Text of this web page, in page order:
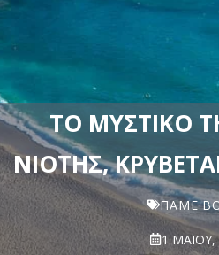
ΤΟ ΜΥΣΤΙΚΌ
ΝΙΌΤΗΣ,
ΠΆΜΕ
1 ΜΑΪ́ΟΥ,